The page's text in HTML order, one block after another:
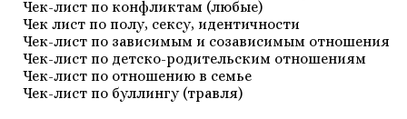
Чек-лист по конфликтам (любые)
Чек лист по полу, сексу, идентичности
Чек-лист по зависимым и созависимым отношения
Чек-лист по детско-родительским отношениям
Чек-лист по отношению в семье
Чек-лист по буллингу (травля)